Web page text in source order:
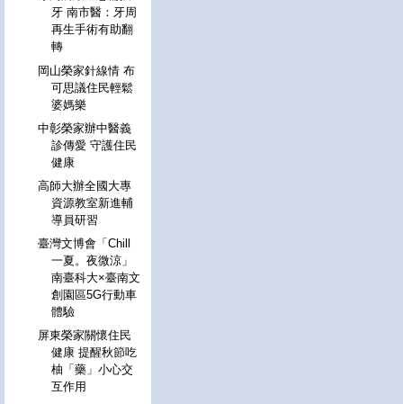
牙 南市醫：牙周
再生手術有助翻
轉
岡山榮家針線情 布
可思議住民輕鬆
婆媽樂
中彰榮家辦中醫義
診傳愛 守護住民
健康
高師大辦全國大專
資源教室新進輔
導員研習
臺灣文博會「Chill
一夏。夜微涼」
南臺科大×臺南文
創園區5G行動車
體驗
屏東榮家關懷住民
健康 提醒秋節吃
柚「藥」小心交
互作用